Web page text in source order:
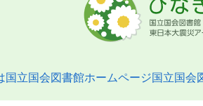
国立国会図書館ホームページ国立国会